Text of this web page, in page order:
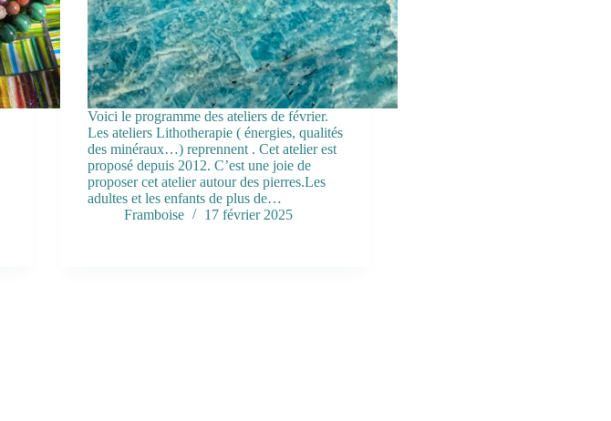
Voici le programme des ateliers de février.
Les ateliers Lithotherapie ( énergies, qualités
des minéraux…) reprennent . Cet atelier est
proposé depuis 2012. C’est une joie de
proposer cet atelier autour des pierres.Les
adultes et les enfants de plus de…
Framboise
17 février 2025